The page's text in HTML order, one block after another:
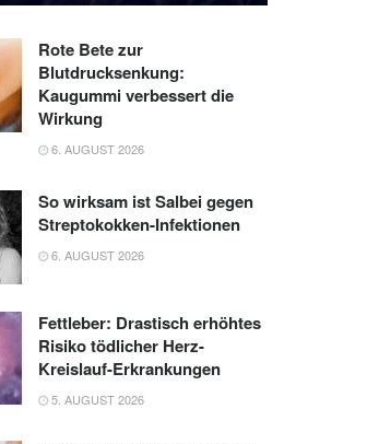
Rote Bete zur
Blutdrucksenkung:
Kaugummi verbessert die
Wirkung
6. AUGUST 2026
So wirksam ist Salbei gegen
Streptokokken-Infektionen
6. AUGUST 2026
Fettleber: Drastisch erhöhtes
Risiko tödlicher Herz-
Kreislauf-Erkrankungen
5. AUGUST 2026